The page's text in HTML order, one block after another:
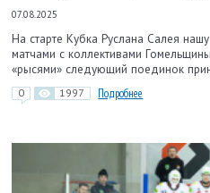
07.08.2025
На старте Кубка Руслана Салея
матчами с коллективами
«рысями» следующий поединок
0 1997 Подробнее